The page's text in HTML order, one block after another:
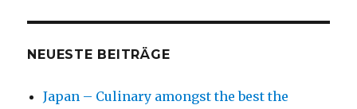
NEUESTE BEITRÄGE
Japan – Culinary amongst the best the